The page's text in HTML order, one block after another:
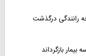
رانندگی درگذشت
بازگرداند